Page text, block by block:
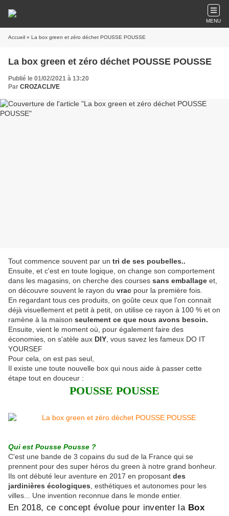
MENU
Accueil » La box green et zéro déchet POUSSE POUSSE
La box green et zéro déchet POUSSE POUSSE
Publié le 01/02/2021 à 13:20
Par CROZACLIVE
Tout commence souvent par un tri de ses poubelles..
Ensuite, et c'est en toute logique, on change son comportement
dans les magasins, on cherche des courses sans emballage et,
on découvre souvent le rayon du vrac pour la première fois.
En regardant tous ces produits, on goûte ceux que l'on connait
déjà visuellement et petit à petit, on utilise ce rayon à 100 % et on
ramène à la maison seulement ce que nous avons besoin.
Ensuite, vient le moment où, pour également faire des
économies, on s'atèle aux DIY , vous savez les fameux DO IT
YOURSEF
Pour cela, on est pas seul,
Il existe une toute nouvelle box qui nous aide à passer cette
étape tout en douceur :
POUSSE POUSSE
Qui est Pousse Pousse ?
C'est une bande de 3 copains du sud de la France qui se
prennent pour des super héros du green à notre grand bonheur.
Ils ont débuté leur aventure en 2017 en proposant des
jardinières écologiques , esthétiques et autonomes pour les
villes... Une invention reconnue dans le monde entier.
En 2018, ce concept évolue pour inventer la Box